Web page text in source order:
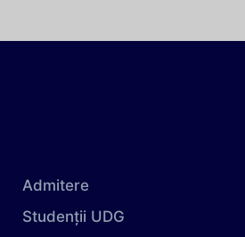
Admitere
Studenții UDG